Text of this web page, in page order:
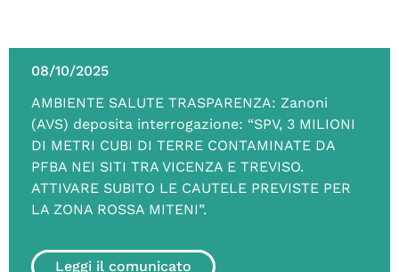
08/10/2025
AMBIENTE SALUTE TRASPARENZA: Zanoni
(AVS) deposita interrogazione: “SPV, 3 MILIONI
DI METRI CUBI DI TERRE CONTAMINATE DA
PFBA NEI SITI TRA VICENZA E TREVISO.
ATTIVARE SUBITO LE CAUTELE PREVISTE PER
LA ZONA ROSSA MITENI”.
Leggi il comunicato